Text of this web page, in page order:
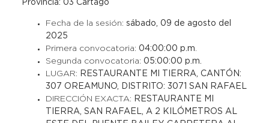
Provincia: 03 Cartago
Fecha de la sesión: sábado, 09 de agosto del
2025
Primera convocatoria: 04:00:00 p.m
Segunda convocatoria: 05:00:00 p.m.
LUGAR:
RESTAURANTE MI TIERRA, CANTÓN:
307 OREAMUNO, DISTRITO: 3071 SAN RAFAEL
DIRECCIÓN EXACTA:
RESTAURANTE MI
TIERRA, SAN RAFAEL, A 2 KILÓMETROS AL